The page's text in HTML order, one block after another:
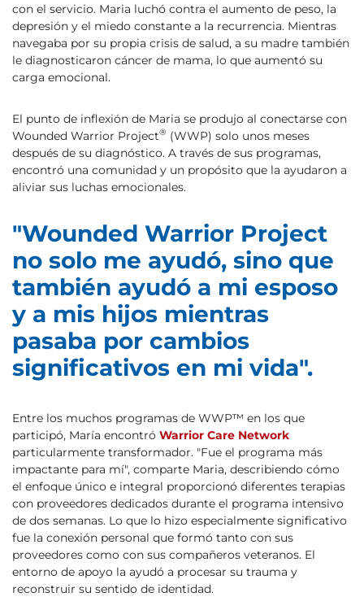
con el servicio. Maria luchó contra el aumento de peso, la
depresión y el miedo constante a la recurrencia. Mientras
navegaba por su propia crisis de salud, a su madre también
le diagnosticaron cáncer de mama, lo que aumentó su
carga emocional.
El punto de inflexión de Maria se produjo al conectarse con
Wounded Warrior Project® (WWP) solo unos meses
después de su diagnóstico. A través de sus programas,
encontró una comunidad y un propósito que la ayudaron a
aliviar sus luchas emocionales.
"Wounded Warrior Project
no solo me ayudó, sino que
también ayudó a mi esposo
y a mis hijos mientras
pasaba por cambios
significativos en mi vida".
Entre los muchos programas de WWP™ en los que
participó, María encontró Warrior Care Network
particularmente transformador. "Fue el programa más
impactante para mí", comparte Maria, describiendo cómo
el enfoque único e integral proporcionó diferentes terapias
con proveedores dedicados durante el programa intensivo
de dos semanas. Lo que lo hizo especialmente significativo
fue la conexión personal que formó tanto con sus
proveedores como con sus compañeros veteranos. El
entorno de apoyo la ayudó a procesar su trauma y
reconstruir su sentido de identidad.